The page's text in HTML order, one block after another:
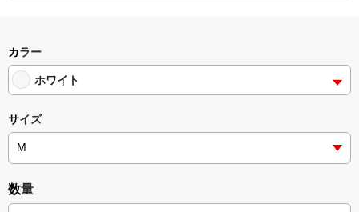
カラー
ホワイト
サイズ
数量